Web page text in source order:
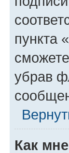
пункта
убрав
Как